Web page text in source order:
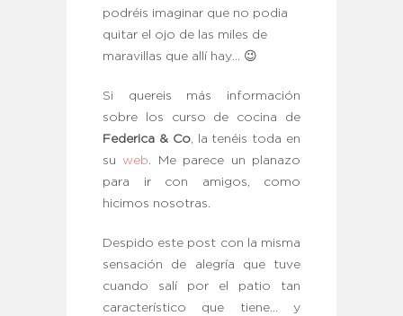
podréis imaginar que no podia
quitar el ojo de las miles de
maravillas que allí hay… 😉
Si quereis más información
sobre los curso de cocina de
Federica & Co, la tenéis toda en
su web
. Me parece un planazo
para ir con amigos, como
hicimos nosotras.
Despido este post con la misma
sensación de alegría que tuve
cuando salí por el patio tan
característico que tiene… y